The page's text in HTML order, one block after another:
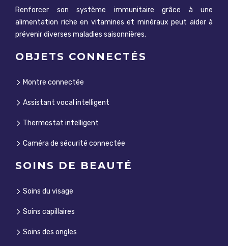
Renforcer son système immunitaire grâce à une
alimentation riche en vitamines et minéraux peut aider à
prévenir diverses maladies saisonnières.
OBJETS CONNECTÉS
Montre connectée
Assistant vocal intelligent
Thermostat intelligent
Caméra de sécurité connectée
SOINS DE BEAUTÉ
Soins du visage
Soins capillaires
Soins des ongles